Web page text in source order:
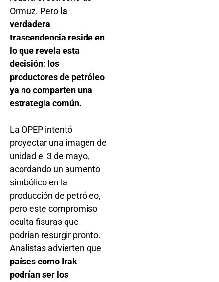
Ormuz. Pero la
verdadera
trascendencia reside en
lo que revela esta
decisión: los
productores de petróleo
ya no comparten una
estrategia común.
La OPEP intentó
proyectar una imagen de
unidad el 3 de mayo,
acordando un aumento
simbólico en la
producción de petróleo,
pero este compromiso
oculta fisuras que
podrían resurgir pronto.
Analistas advierten que
países como Irak
podrían ser los